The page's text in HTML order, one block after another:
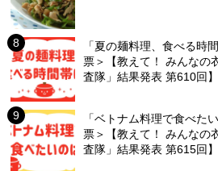
「夏の麺料理、食べる時
票＞【教えて！ みんなの
査隊」結果発表 第610回】
「ベトナム料理で食べた
票＞【教えて！ みんなの
査隊」結果発表 第615回】